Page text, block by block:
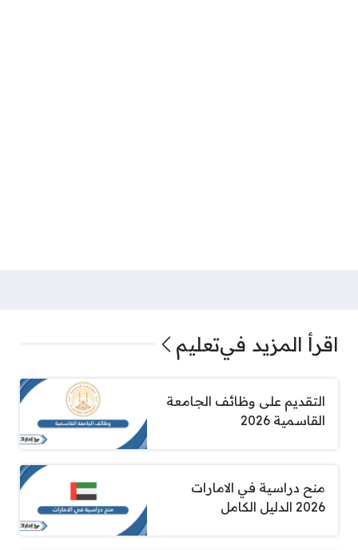
اقرأ المزيد فيتعليم
التقديم على وظائف الجامعة
القاسمية 2026
منح دراسية في الامارات
2026 الدليل الكامل